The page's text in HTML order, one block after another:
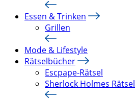
Essen & Trinken
Grillen
Mode & Lifestyle
Rätselbücher
Escpape-Rätsel
Sherlock Holmes Rätsel